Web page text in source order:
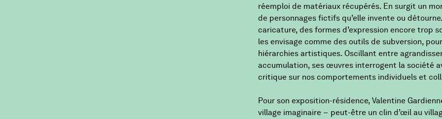
réemploi de matériaux récupérés. En surgit un
de personnages fictifs qu’elle invente ou
caricature, des formes d’expression encore trop
les envisage comme des outils de subversion,
hiérarchies artistiques. Oscillant entre
accumulation, ses œuvres interrogent la société
critique sur nos comportements individuels et
Pour son exposition-résidence, Valentine
village imaginaire − peut-être un clin d’œil au